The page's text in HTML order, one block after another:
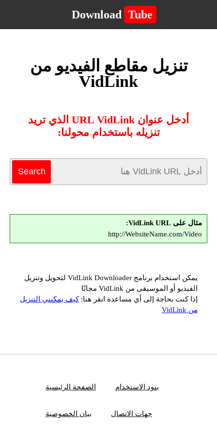
Download Tube
تنزيل مقاطع الفيديو من
VidLink
أدخل عنوان URL VidLink الذي تريد
تنزيله باستخدام محولنا:
مثال على VidLink URL:
http://WebsiteName.com/Video
يمكن استخدام برنامج VidLink Downloader لتحويل وتنزيل
الفيديو أو الموسيقى من VidLink مجانًا
إذا كنت بحاجة إلى أي مساعدة انقر هنا:كيف يمكنني التنزيل
من VidLink
الصفحة الرئيسية بنود الاستخدام
بيان الخصوصية جهات الاتصال